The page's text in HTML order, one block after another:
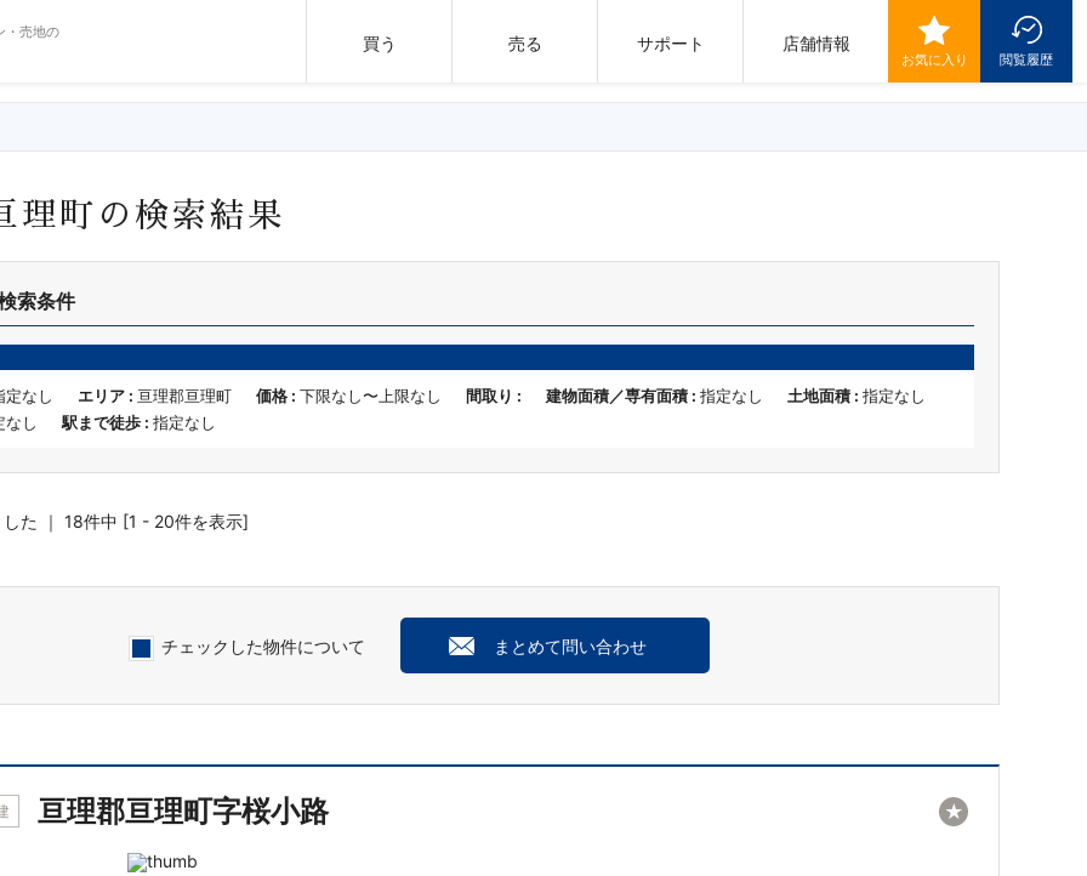
・売地の
買う 売る サポート 店舗情報
お気に入り 閲覧履歴
理町の検索結果
索条件
定なし エリア : 亘理郡亘理町 価格 : 下限なし〜上限なし 間取り : 建物面積／専有面積 : 指定なし 土地面積 : 指定なし
なし
駅まで徒歩 : 指定なし
た ｜ 18件中 [1 - 20件を表示]
チェックした物件について まとめて問い合わせ
亘理郡亘理町字桜小路 ★